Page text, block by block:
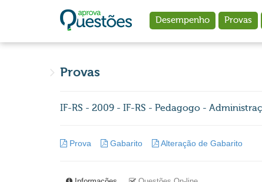
Desempenho Provas
Provas
IF-RS - 2009 - IF-RS - Pedagogo -
Prova Gabarito Alteração de Gabarito